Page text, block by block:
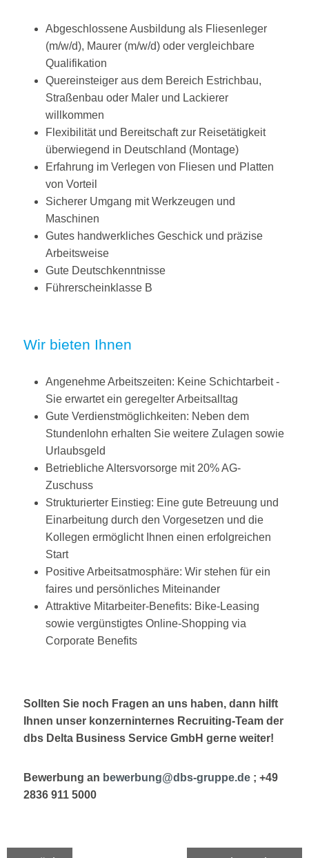
Abgeschlossene Ausbildung als Fliesenleger
(m/w/d), Maurer (m/w/d) oder vergleichbare
Qualifikation
Quereinsteiger aus dem Bereich Estrichbau,
Straßenbau oder Maler und Lackierer
willkommen
Flexibilität und Bereitschaft zur Reisetätigkeit
überwiegend in Deutschland (Montage)
Erfahrung im Verlegen von Fliesen und Platten
von Vorteil
Sicherer Umgang mit Werkzeugen und
Maschinen
Gutes handwerkliches Geschick und präzise
Arbeitsweise
Gute Deutschkenntnisse
Führerscheinklasse B
Wir bieten Ihnen
Angenehme Arbeitszeiten: Keine Schichtarbeit -
Sie erwartet ein geregelter Arbeitsalltag
Gute Verdienstmöglichkeiten: Neben dem
Stundenlohn erhalten Sie weitere Zulagen sowie
Urlaubsgeld
Betriebliche Altersvorsorge mit 20% AG-
Zuschuss
Strukturierter Einstieg: Eine gute Betreuung und
Einarbeitung durch den Vorgesetzen und die
Kollegen ermöglicht Ihnen einen erfolgreichen
Start
Positive Arbeitsatmosphäre: Wir stehen für ein
faires und persönliches Miteinander
Attraktive Mitarbeiter-Benefits: Bike-Leasing
sowie vergünstigtes Online-Shopping via
Corporate Benefits
Sollten Sie noch Fragen an uns haben, dann hilft
Ihnen unser konzerninternes Recruiting-Team der
dbs Delta Business Service GmbH gerne weiter!
Bewerbung an bewerbung@dbs-gruppe.de ; +49
2836 911 5000